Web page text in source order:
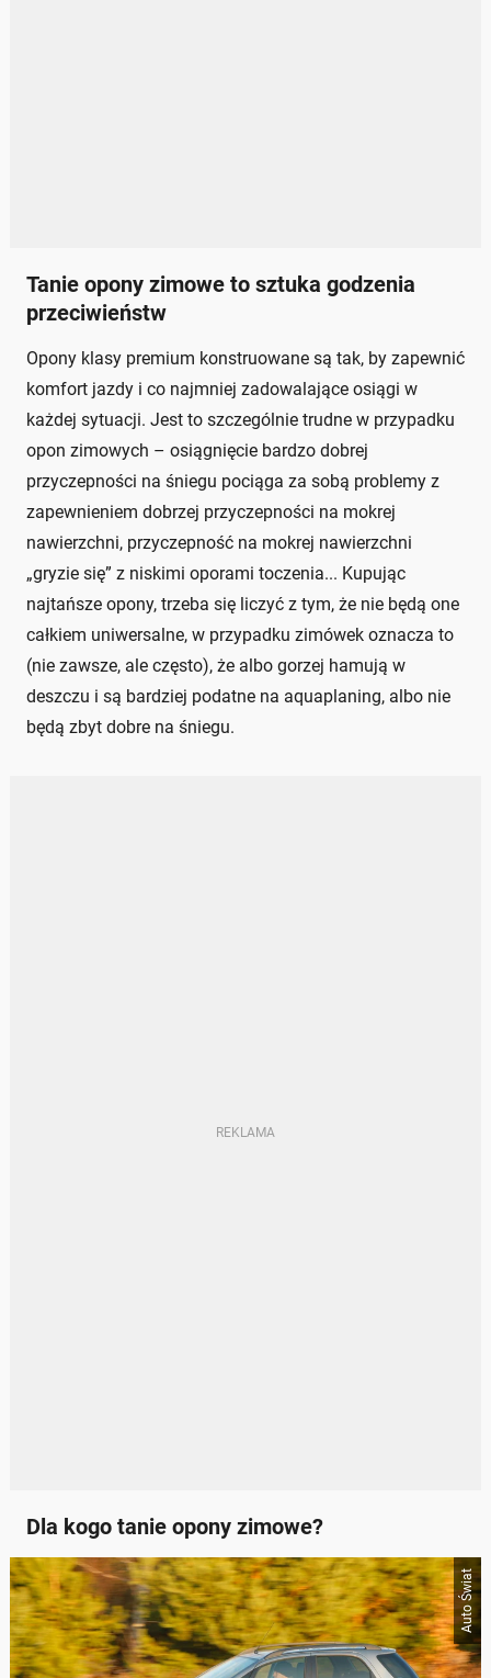
Tanie opony zimowe to sztuka godzenia
przeciwieństw
Opony klasy premium konstruowane są tak, by zapewnić
komfort jazdy i co najmniej zadowalające osiągi w
każdej sytuacji. Jest to szczególnie trudne w przypadku
opon zimowych – osiągnięcie bardzo dobrej
przyczepności na śniegu pociąga za sobą problemy z
zapewnieniem dobrzej przyczepności na mokrej
nawierzchni, przyczepność na mokrej nawierzchni
„gryzie się” z niskimi oporami toczenia... Kupując
najtańsze opony, trzeba się liczyć z tym, że nie będą one
całkiem uniwersalne, w przypadku zimówek oznacza to
(nie zawsze, ale często), że albo gorzej hamują w
deszczu i są bardziej podatne na aquaplaning, albo nie
będą zbyt dobre na śniegu.
Dla kogo tanie opony zimowe?
Auto Świat